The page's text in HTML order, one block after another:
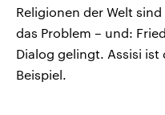
Religionen der Welt
das Problem – und:
Dialog gelingt. Assisi
Beispiel.